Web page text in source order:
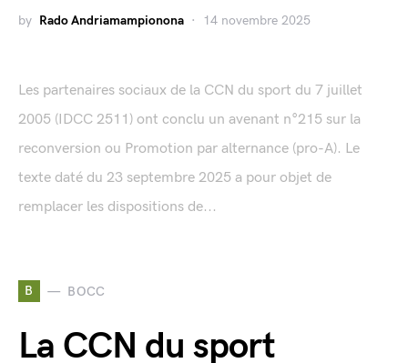
by Rado Andriamampionona 14 novembre 2025
Les partenaires sociaux de la CCN du sport du 7 juillet
2005 (IDCC 2511) ont conclu un avenant n°215 sur la
reconversion ou Promotion par alternance (pro-A). Le
texte daté du 23 septembre 2025 a pour objet de
remplacer les dispositions de...
B BOCC
La CCN du sport